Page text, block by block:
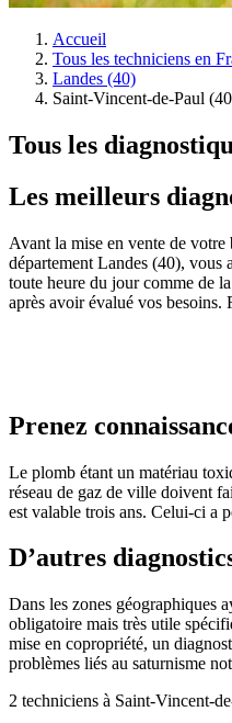
Accueil
Tous les techniciens en
Landes (40)
Saint-Vincent-de-Paul
Tous les
Les meilleurs
Avant la mise en vente de
département Landes (40), vous
toute heure du jour comme de
après avoir évalué vos besoins.
Prenez
Le plomb étant un matériau
réseau de gaz de ville doivent
est valable trois ans. Celui-ci a
D’autres
Dans les zones géographiques
obligatoire mais très utile
mise en copropriété, un
problèmes liés au saturnisme
2 techniciens à Saint-Vincent-